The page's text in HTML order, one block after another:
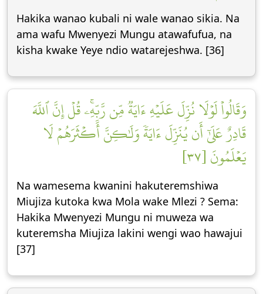
Hakika wanao kubali ni wale wanao sikia. Na
ama wafu Mwenyezi Mungu atawafufua, na
kisha kwake Yeye ndio watarejeshwa. [36]
وَقَالُواْ لَوۡلَا نُزِّلَ عَلَيۡهِ ءَايَةٞ مِّن رَّبِّهِۦۚ قُلۡ إِنَّ ٱللَّهَ
قَادِرٌ عَلَىٰٓ أَن يُنَزِّلَ ءَايَةٗ وَلَٰكِنَّ أَكۡثَرَهُمۡ لَا
يَعۡلَمُونَ [٣٧]
Na wamesema kwanini hakuteremshiwa
Miujiza kutoka kwa Mola wake Mlezi ? Sema:
Hakika Mwenyezi Mungu ni muweza wa
kuteremsha Miujiza lakini wengi wao hawajui
[37]